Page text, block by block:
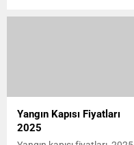
gelirken, uygulamanın kalıcı
olması ve diğer AVM’lerde de
yaygınlaşması bekleniyor.
Yangın Kapısı Fiyatları
2025